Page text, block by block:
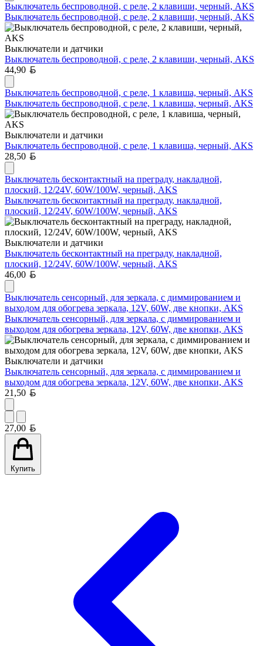
Выключатель беспроводной, с реле, 2 клавиши, черный, AKS
Выключатель беспроводной, с реле, 2 клавиши, черный, AKS
Выключатели и датчики
Выключатель беспроводной, с реле, 2 клавиши, черный, AKS
44,90
Выключатель беспроводной, с реле, 1 клавиша, черный, AKS
Выключатель беспроводной, с реле, 1 клавиша, черный, AKS
Выключатели и датчики
Выключатель беспроводной, с реле, 1 клавиша, черный, AKS
28,50
Выключатель бесконтактный на преграду, накладной,
плоский, 12/24V, 60W/100W, черный, AKS
Выключатель бесконтактный на преграду, накладной,
плоский, 12/24V, 60W/100W, черный, AKS
Выключатели и датчики
Выключатель бесконтактный на преграду, накладной,
плоский, 12/24V, 60W/100W, черный, AKS
46,00
Выключатель сенсорный, для зеркала, с диммированием и
выходом для обогрева зеркала, 12V, 60W, две кнопки, AKS
Выключатель сенсорный, для зеркала, с диммированием и
выходом для обогрева зеркала, 12V, 60W, две кнопки, AKS
Выключатели и датчики
Выключатель сенсорный, для зеркала, с диммированием и
выходом для обогрева зеркала, 12V, 60W, две кнопки, AKS
21,50
27,00
Купить